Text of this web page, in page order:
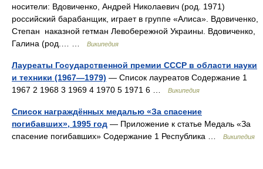
носители: Вдовиченко, Андрей Николаевич (род. 1971)
российский барабанщик, играет в группе «Алиса». Вдовиченко,
Степан наказной гетман Левобережной Украины. Вдовиченко,
Галина (род.… …
Википедия
Лауреаты Государственной премии СССР в области науки
и техники (1967—1979) — Список лауреатов Содержание 1
1967 2 1968 3 1969 4 1970 5 1971 6 …
Википедия
Список награждённых медалью «За спасение
погибавших», 1995 год — Приложение к статье Медаль «За
спасение погибавших» Содержание 1 Республика …
Википедия